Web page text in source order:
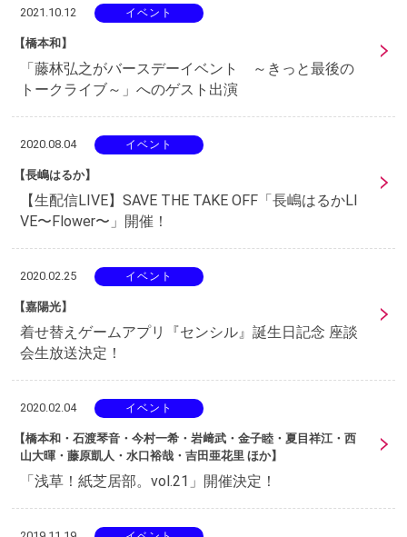
2021.10.12 イベント
【橋本和】
「藤林弘之がバースデーイベント ～きっと最後の
トークライブ～」へのゲスト出演
2020.08.04 イベント
【長嶋はるか】
【生配信LIVE】SAVE THE TAKE OFF「長嶋はるかLI
VE〜Flower〜」開催！
2020.02.25 イベント
【嘉陽光】
着せ替えゲームアプリ『センシル』誕生日記念 座談
会生放送決定！
2020.02.04 イベント
【橋本和・石渡琴音・今村一希・岩﨑武・金子睦・夏目祥江・西
山大暉・藤原凱人・水口裕哉・吉田亜花里 ほか】
「浅草！紙芝居部。vol.21」開催決定！